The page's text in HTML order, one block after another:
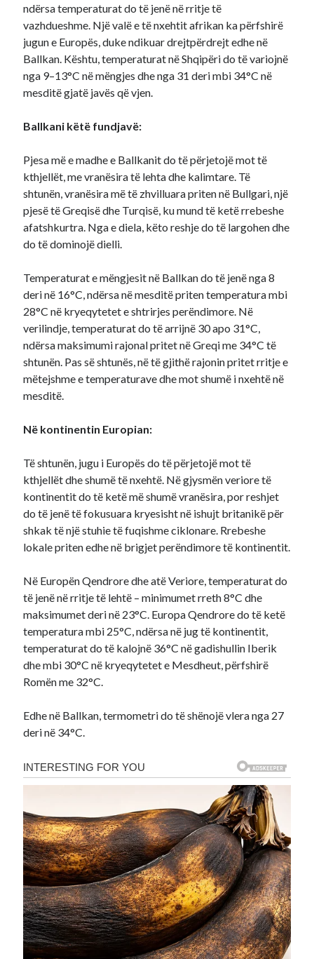
ndërsa temperaturat do të jenë në rritje të
vazhdueshme. Një valë e të nxehtit afrikan ka përfshirë
jugun e Europës, duke ndikuar drejtpërdrejt edhe në
Ballkan. Kështu, temperaturat në Shqipëri do të variojnë
nga 9–13°C në mëngjes dhe nga 31 deri mbi 34°C në
mesditë gjatë javës që vjen.
Ballkani këtë fundjavë:
Pjesa më e madhe e Ballkanit do të përjetojë mot të
kthjellët, me vranësira të lehta dhe kalimtare. Të
shtunën, vranësira më të zhvilluara priten në Bullgari, një
pjesë të Greqisë dhe Turqisë, ku mund të ketë rrebeshe
afatshkurtra. Nga e diela, këto reshje do të largohen dhe
do të dominojë dielli.
Temperaturat e mëngjesit në Ballkan do të jenë nga 8
deri në 16°C, ndërsa në mesditë priten temperatura mbi
28°C në kryeqytetet e shtrirjes perëndimore. Në
verilindje, temperaturat do të arrijnë 30 apo 31°C,
ndërsa maksimumi rajonal pritet në Greqi me 34°C të
shtunën. Pas së shtunës, në të gjithë rajonin pritet rritje e
mëtejshme e temperaturave dhe mot shumë i nxehtë në
mesditë.
Në kontinentin Europian:
Të shtunën, jugu i Europës do të përjetojë mot të
kthjellët dhe shumë të nxehtë. Në gjysmën veriore të
kontinentit do të ketë më shumë vranësira, por reshjet
do të jenë të fokusuara kryesisht në ishujt britanikë për
shkak të një stuhie të fuqishme ciklonare. Rrebeshe
lokale priten edhe në brigjet perëndimore të kontinentit.
Në Europën Qendrore dhe atë Veriore, temperaturat do
të jenë në rritje të lehtë – minimumet rreth 8°C dhe
maksimumet deri në 23°C. Europa Qendrore do të ketë
temperatura mbi 25°C, ndërsa në jug të kontinentit,
temperaturat do të kalojnë 36°C në gadishullin Iberik
dhe mbi 30°C në kryeqytetet e Mesdheut, përfshirë
Romën me 32°C.
Edhe në Ballkan, termometri do të shënojë vlera nga 27
deri në 34°C.